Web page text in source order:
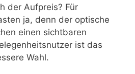
der Aufpreis? Für
ja, denn der optische
einen sichtbaren
ist das
Wahl.